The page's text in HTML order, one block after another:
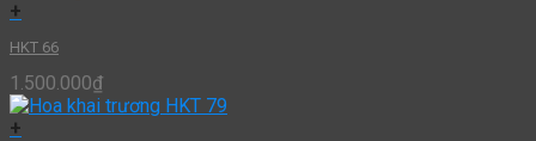
+
HKT 66
1.500.000₫
+